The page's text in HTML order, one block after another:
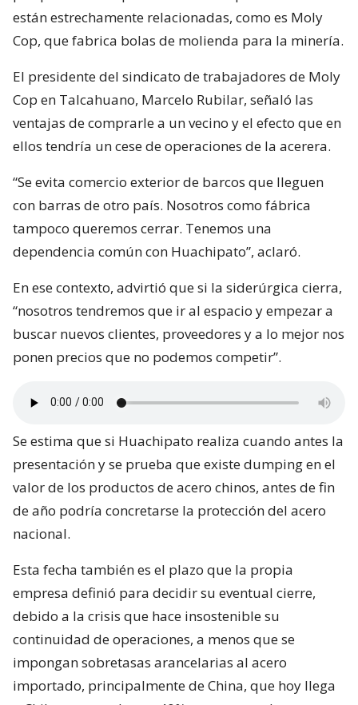
están estrechamente relacionadas, como es Moly
Cop, que fabrica bolas de molienda para la minería.
El presidente del sindicato de trabajadores de Moly
Cop en Talcahuano, Marcelo Rubilar, señaló las
ventajas de comprarle a un vecino y el efecto que en
ellos tendría un cese de operaciones de la acerera.
“Se evita comercio exterior de barcos que lleguen
con barras de otro país. Nosotros como fábrica
tampoco queremos cerrar. Tenemos una
dependencia común con Huachipato”, aclaró.
En ese contexto, advirtió que si la siderúrgica cierra,
“nosotros tendremos que ir al espacio y empezar a
buscar nuevos clientes, proveedores y a lo mejor nos
ponen precios que no podemos competir”.
Se estima que si Huachipato realiza cuando antes la
presentación y se prueba que existe dumping en el
valor de los productos de acero chinos, antes de fin
de año podría concretarse la protección del acero
nacional.
Esta fecha también es el plazo que la propia
empresa definió para decidir su eventual cierre,
debido a la crisis que hace insostenible su
continuidad de operaciones, a menos que se
impongan sobretasas arancelarias al acero
importado, principalmente de China, que hoy llega